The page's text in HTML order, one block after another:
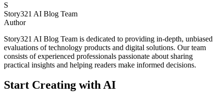
S
Story321 AI Blog Team
Author
Story321 AI Blog Team is dedicated to providing in-depth, unbiased
evaluations of technology products and digital solutions. Our team
consists of experienced professionals passionate about sharing
practical insights and helping readers make informed decisions.
Start Creating with AI